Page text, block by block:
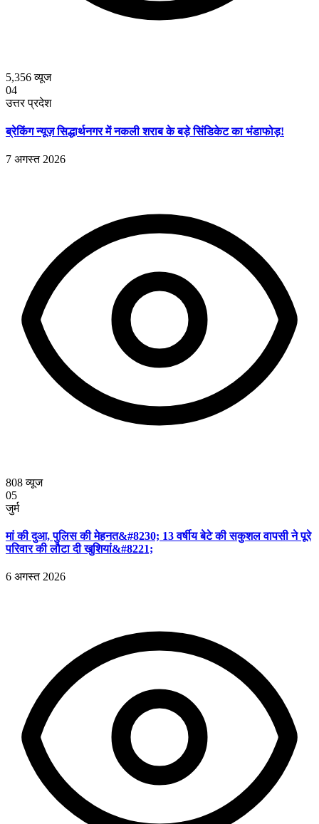
5,356व्यूज
04
उत्तर प्रदेश
ब्रेकिंग न्यूज़ सिद्धार्थनगर में नकली शराब के बड़े सिंडिकेट का भंडाफोड़!
7 अगस्त 2026
808व्यूज
05
जुर्म
मां की दुआ, पुलिस की मेहनत&#8230; 13 वर्षीय बेटे की सकुशल वापसी ने पूरे
परिवार की लौटा दी खुशियां&#8221;
6 अगस्त 2026